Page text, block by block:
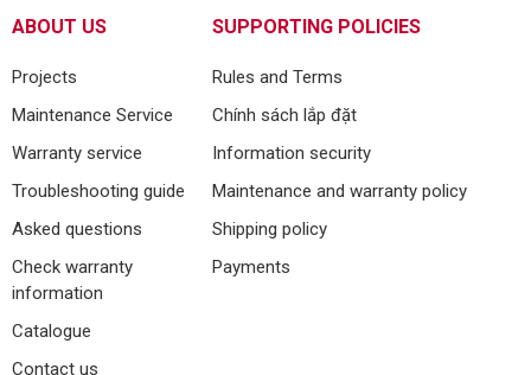
ABOUT US
Projects
Maintenance Service
Warranty service
Troubleshooting guide
Asked questions
Check warranty
information
Catalogue
Contact us
SUPPORTING POLICIES
Rules and Terms
Chính sách lắp đặt
Information security
Maintenance and warranty policy
Shipping policy
Payments